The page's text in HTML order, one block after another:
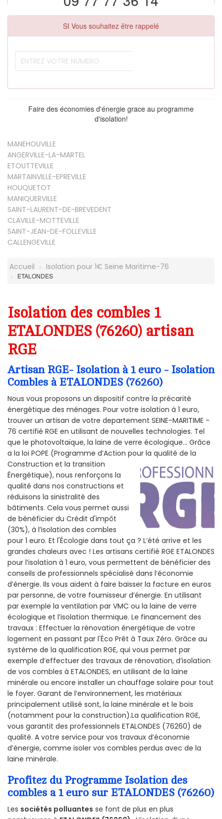
SI Vous souhaitez être rappelé
Faire des économies d'énergie grace au programme
d'isolation!
MANEHOUVILLE
ANGERVILLE-LA-MARTEL
ETOUTTEVILLE
MARTAINVILLE-EPREVILLE
HOUQUETOT
MANIQUERVILLE
SAINT-LAURENT-DE-BREVEDENT
CLAVILLE-MOTTEVILLE
SAINT-JEAN-DE-FOLLEVILLE
CALLENGEVILLE
Accueil Isolation pour 1€ Seine Maritime-76
ETALONDES
Isolation des combles 1
ETALONDES (76260) artisan
RGE
Artisan RGE- Isolation à 1 euro - Isolation
Combles à ETALONDES (76260)
Nous vous proposons un dispositif contre la précarité
énergétique des ménages. Pour votre isolation à 1 euro,
trouver un artisan de votre departement SEINE-MARITIME -
76 certifié RGE en utilisant de nouvelles technologies. Tel
que le photovoltaïque, la laine de verre écologique... Grâce
a la loi POPE (Programme d’Action pour la qualité de la
Construction et la transition
Énergétique), nous renforçons la
qualité dans nos constructions et
réduisons la sinistralité des
bâtiments. Cela vous permet aussi
de bénéficier du Crédit d'impôt
(30%), à l’isolation des combles
pour 1 euro. Et l'Écologie dans tout ça ? L’été arrive et les
grandes chaleurs avec ! Les artisans certifié RGE ETALONDES
pour l’isolation à 1 euro, vous permettent de bénéficier des
conseils de professionnels spécialisé dans l’économie
d’énergie. Ils vous aident à faire baisser la facture en euros
par personne, de votre fournisseur d’énergie. En utilisant
par exemple la ventilation par VMC ou la laine de verre
écologique et l’isolation thermique. Le financement des
travaux : Effectuer la rénovation énergétique de votre
logement en passant par l'Éco Prêt à Taux Zéro. Grâce au
système de la qualification RGE, qui vous permet par
exemple d’effectuer des travaux de rénovation, d’isolation
de vos combles à ETALONDES, en utilisant de la laine
minérale ou encore installer un chauffage solaire pour tout
le foyer. Garant de l’environnement, les matériaux
principalement utilisé sont, la laine minérale et le bois
(notamment pour la construction).La qualification RGE,
vous garantit des professionnels ETALONDES (76260) de
qualité. A votre service pour vos travaux d’économie
d’énergie, comme isoler vos combles perdus avec de la
laine minérale.
Profitez du Programme Isolation des
combles a 1 euro sur ETALONDES (76260)
Les sociétés polluantes se font de plus en plus